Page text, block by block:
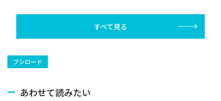
すべて見る
ブシロード
あわせて読みたい